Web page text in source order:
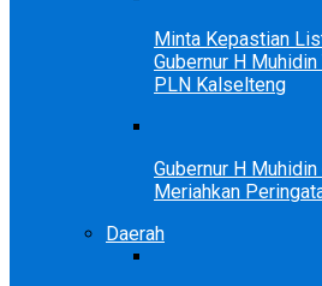
Minta Kepastian
Gubernur H
PLN Kalselteng
Gubernur H
Meriahkan
Daerah